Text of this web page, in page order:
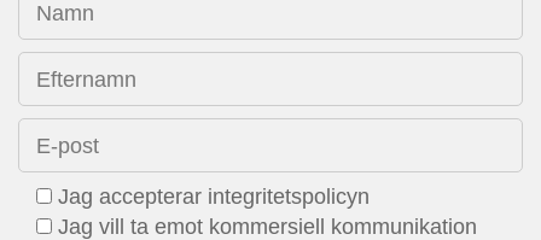
Namn
Efternamn
E-post
Jag accepterar integritetspolicyn
Jag vill ta emot kommersiell kommunikation